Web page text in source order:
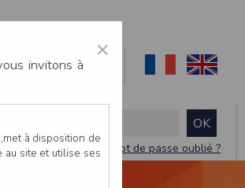
Mot de passe oublié ?
×
invitons à
à disposition de
au site et utilise ses